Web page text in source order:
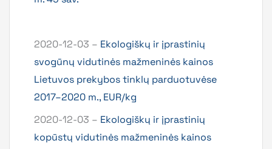
2020-12-03 – Ekologiškų ir įprastinių
svogūnų vidutinės mažmeninės kainos
Lietuvos prekybos tinklų parduotuvėse
2017–2020 m., EUR/kg
2020-12-03 – Ekologiškų ir įprastinių
kopūstų vidutinės mažmeninės kainos